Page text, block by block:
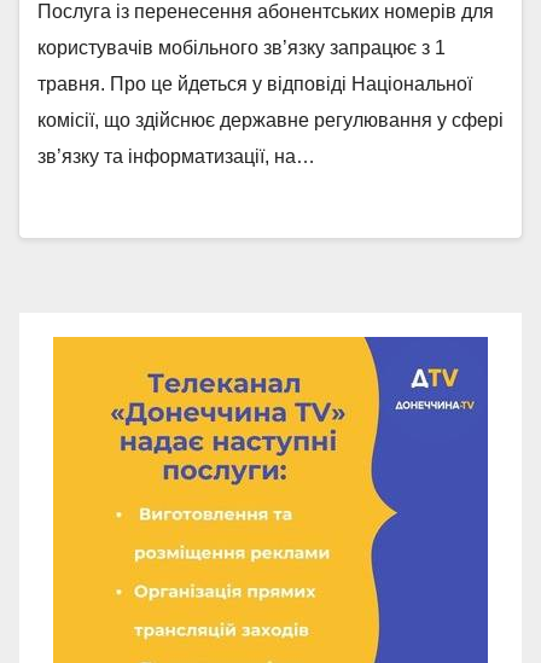
Послуга із перенесення абонентських номерів для
користувачів мобільного зв’язку запрацює з 1
травня. Про це йдеться у відповіді Національної
комісії, що здійснює державне регулювання у сфері
зв’язку та інформатизації, на…